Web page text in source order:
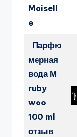
Moisell
e
Парфю
мерная
вода М
ruby
woo
100 ml
отзыв